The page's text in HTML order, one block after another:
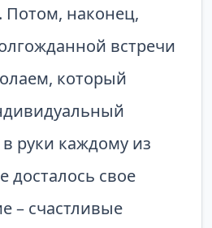
Потом, наконец,
встречи
который
руки каждому из
досталось свое
– счастливые